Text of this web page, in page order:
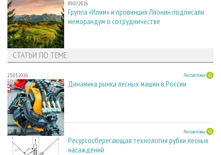
09.07.2026
Группа «Илим» и провинция Ляонин подписали
меморандум о сотрудничестве
СТАТЬИ ПО ТЕМЕ
23.03.2026 Лесозаготовка
Динамика рынка лесных машин в России
23.03.2026 Лесозаготовка
Ресурсосберегающая технология рубки лесных
насаждений